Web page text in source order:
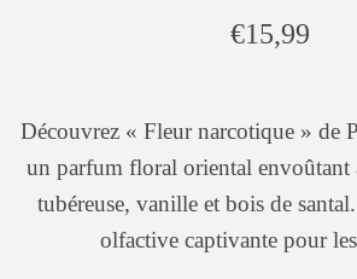
€15,99
Découvrez « Fleur narcotique » de
un parfum floral oriental envoûtant
tubéreuse, vanille et bois de
olfactive captivante pour